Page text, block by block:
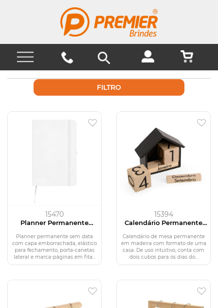
FILTRO
15470
Planner Permanente
Planner permanente sem data
com capa emborrachada, elástico
para fechamento, porta-canetas
lateral e marca-páginas em fita...
15394
Calendário Permanente
Calendário de mesa permanente
em madeira com formato de uma
casa. De uso intuitivo, conta com
dois cubos para os dias do...